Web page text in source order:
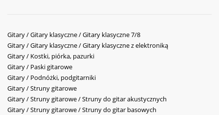
Gitary / Gitary klasyczne / Gitary klasyczne 7/8
Gitary / Gitary klasyczne / Gitary klasyczne z elektroniką
Gitary / Kostki, piórka, pazurki
Gitary / Paski gitarowe
Gitary / Podnóżki, podgitarniki
Gitary / Struny gitarowe
Gitary / Struny gitarowe / Struny do gitar akustycznych
Gitary / Struny gitarowe / Struny do gitar basowych